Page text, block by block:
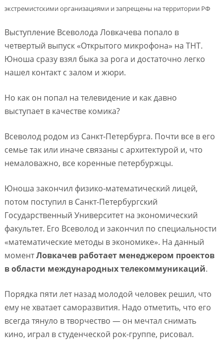
экстремистскими организациями и запрещены на территории РФ
Выступление Всеволода Ловкачева попало в
четвертый выпуск «Открытого микрофона» на ТНТ.
Юноша сразу взял быка за рога и достаточно легко
нашел контакт с залом и жюри.
Но как он попал на телевидение и как давно
выступает в качестве комика?
Всеволод родом из Санкт-Петербурга. Почти все в его
семье так или иначе связаны с архитектурой и, что
немаловажно, все коренные петербуржцы.
Юноша закончил физико-математический лицей,
потом поступил в Санкт-Петербургский
Государственный Университет на экономический
факультет. Его Всеволод и закончил по специальности
«математические методы в экономике». На данный
моментЛовкачев работает менеджером проектов
в области международных телекоммуникаций.
Порядка пяти лет назад молодой человек решил, что
ему не хватает саморазвития. Надо отметить, что его
всегда тянуло в творчество — он мечтал снимать
кино, играл в студенческой рок-группе, рисовал.